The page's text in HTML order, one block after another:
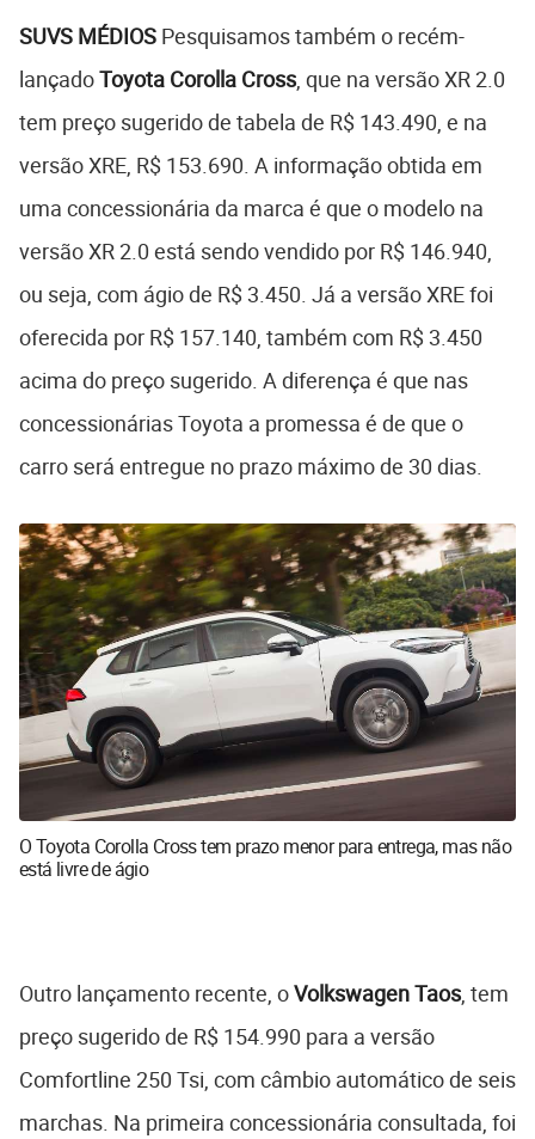
SUVS MÉDIOS Pesquisamos também o recém-
lançadoToyota Corolla Cross , que na versão XR 2.0
tem preço sugerido de tabela de R$ 143.490, e na
versão XRE, R$ 153.690. A informação obtida em
uma concessionária da marca é que o modelo na
versão XR 2.0 está sendo vendido por R$ 146.940,
ou seja, com ágio de R$ 3.450. Já a versão XRE foi
oferecida por R$ 157.140, também com R$ 3.450
acima do preço sugerido. A diferença é que nas
concessionárias Toyota a promessa é de que o
carro será entregue no prazo máximo de 30 dias.
O Toyota Corolla Cross tem prazo menor para entrega, mas não
está livre de ágio
Outro lançamento recente, oVolkswagen Taos, tem
preço sugerido de R$ 154.990 para a versão
Comfortline 250 Tsi, com câmbio automático de seis
marchas. Na primeira concessionária consultada, foi